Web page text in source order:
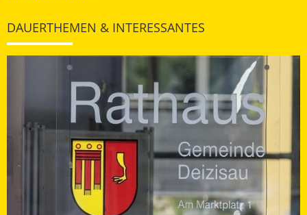
DAUERTHEMEN & INTERESSANTES